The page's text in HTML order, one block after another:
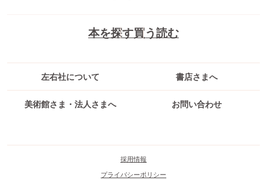
本を探す買う読む
左右社について 書店さまへ
美術館さま・法人さまへ お問い合わせ
採用情報
プライバシーポリシー